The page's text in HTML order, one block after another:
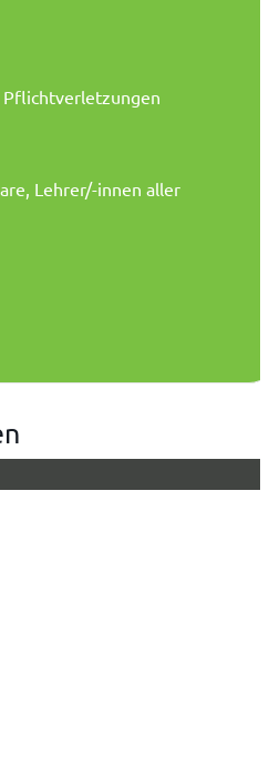
Pflichtverletzungen
Lehrer/-innen aller